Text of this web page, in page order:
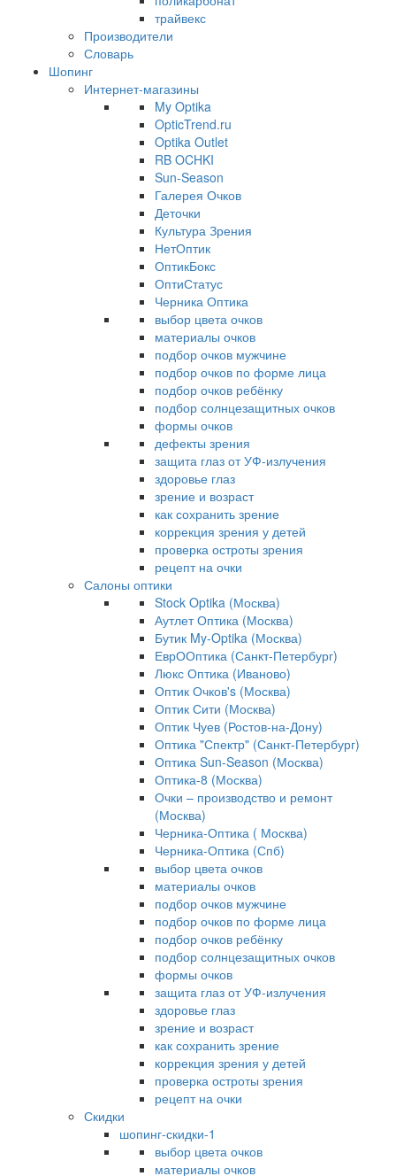
трайвекс
Производители
Словарь
Шопинг
Интернет-магазины
My Optika
OpticTrend.ru
Optika Outlet
RB OCHKI
Sun-Season
Галерея Очков
Деточки
Культура Зрения
НетОптик
ОптикБокс
ОптиСтатус
Черника Оптика
выбор цвета очков
материалы очков
подбор очков мужчине
подбор очков по форме лица
подбор очков ребёнку
подбор солнцезащитных очков
формы очков
дефекты зрения
защита глаз от УФ-излучения
здоровье глаз
зрение и возраст
как сохранить зрение
коррекция зрения у детей
проверка остроты зрения
рецепт на очки
Салоны оптики
Stock Optika (Москва)
Аутлет Оптика (Москва)
Бутик My-Optika (Москва)
ЕврООптика (Санкт-Петербург)
Люкс Оптика (Иваново)
Оптик Очков's (Москва)
Оптик Сити (Москва)
Оптик Чуев (Ростов-на-Дону)
Оптика "Спектр" (Санкт-Петербург)
Оптика Sun-Season (Москва)
Оптика-8 (Москва)
Очки – производство и ремонт
(Москва)
Черника-Оптика ( Москва)
Черника-Оптика (Спб)
выбор цвета очков
материалы очков
подбор очков мужчине
подбор очков по форме лица
подбор очков ребёнку
подбор солнцезащитных очков
формы очков
защита глаз от УФ-излучения
здоровье глаз
зрение и возраст
как сохранить зрение
коррекция зрения у детей
проверка остроты зрения
рецепт на очки
Скидки
шопинг-скидки-1
выбор цвета очков
материалы очков